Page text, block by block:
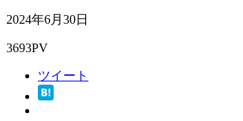
2024年6月30日
3693PV
ツイート